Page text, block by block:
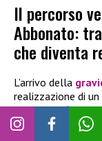
Il percorso
Abbonato:
che diventa
L’arrivo della
realizzazione di
però di difficoltà
pubblicati su